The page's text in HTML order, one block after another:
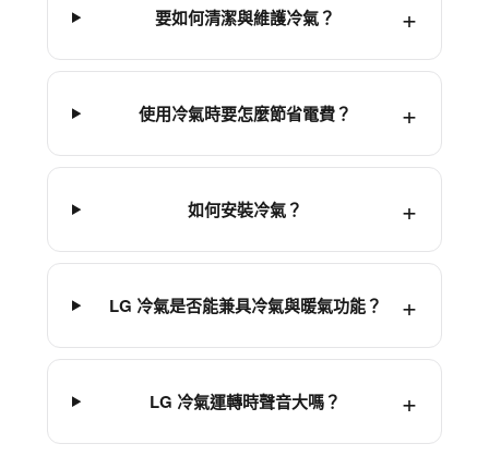
要如何清潔與維護冷氣？
使用冷氣時要怎麼節省電費？
如何安裝冷氣？
LG 冷氣是否能兼具冷氣與暖氣功能？
LG 冷氣運轉時聲音大嗎？